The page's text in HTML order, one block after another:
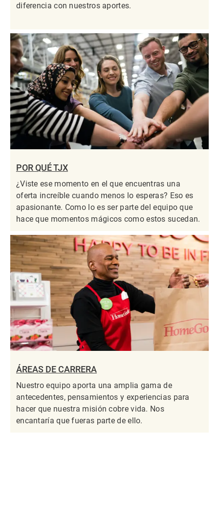
diferencia con nuestros aportes.
POR QUÉ TJX
¿Viste ese momento en el que encuentras una
oferta increíble cuando menos lo esperas? Eso es
apasionante. Como lo es ser parte del equipo que
hace que momentos mágicos como estos sucedan.
ÁREAS DE CARRERA
Nuestro equipo aporta una amplia gama de
antecedentes, pensamientos y experiencias para
hacer que nuestra misión cobre vida. Nos
encantaría que fueras parte de ello.